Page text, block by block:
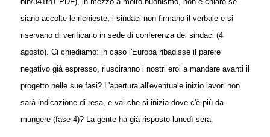
siano accolte le richieste; i sindaci non firmano il verbale e si
riservano di verificarlo in sede di conferenza dei sindaci (4
agosto). Ci chiediamo: in caso l'Europa ribadisse il parere
negativo già espresso, riusciranno i nostri eroi a mandare avanti il
progetto nelle sue fasi? L'apertura all'eventuale inizio lavori non
sarà indicazione di resa, e vai che si inizia dove c'è più da
mungere (fase 4)? La gente ha già risposto lunedì sera.